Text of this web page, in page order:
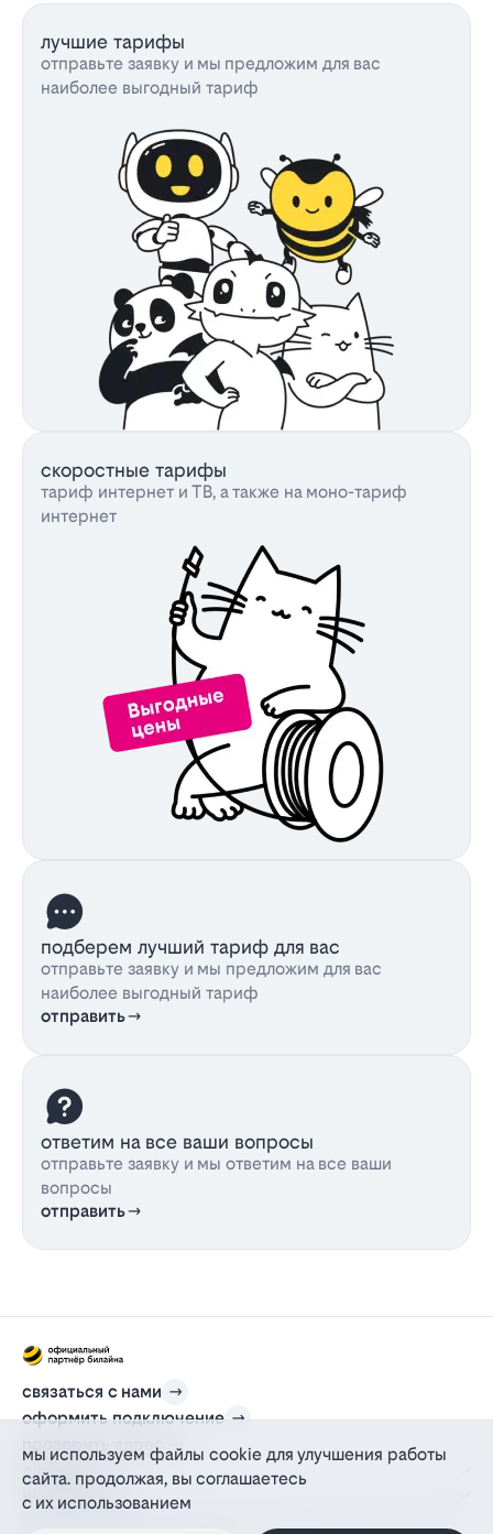
лучшие тарифы
отправьте заявку и мы предложим для вас
наиболее выгодный тариф
скоростные тарифы
тариф интернет и ТВ, а также на моно-тариф
интернет
подберем лучший тариф для вас
отправьте заявку и мы предложим для вас
наиболее выгодный тариф
отправить
ответим на все ваши вопросы
отправьте заявку и мы ответим на все ваши
вопросы
отправить
связаться с нами
оформить подключение
проверить адрес
для дома
информация
мы используем файлы cookie для улучшения работы
сайта. продолжая, вы соглашаетесь
с их использованием